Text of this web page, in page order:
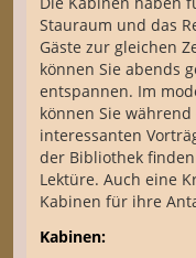
Stauraum und das
Gäste zur gleichen
können Sie abends
entspannen. Im
können Sie
interessanten
der Bibliothek
Lektüre. Auch eine
Kabinen für ihre
Kabinen: